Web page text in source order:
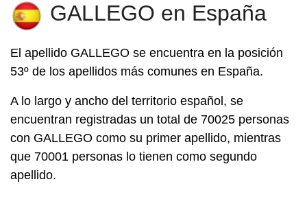
GALLEGO en España
El apellido GALLEGO se encuentra en la posición
53º de los apellidos más comunes en España.
A lo largo y ancho del territorio español, se
encuentran registradas un total de 70025 personas
con GALLEGO como su primer apellido, mientras
que 70001 personas lo tienen como segundo
apellido.